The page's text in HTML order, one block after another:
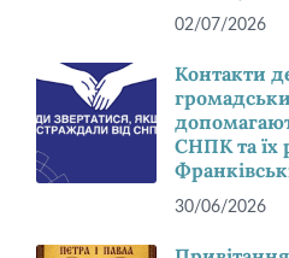
02/07/2026
Контакти
СНПК та їх
30/06/2026